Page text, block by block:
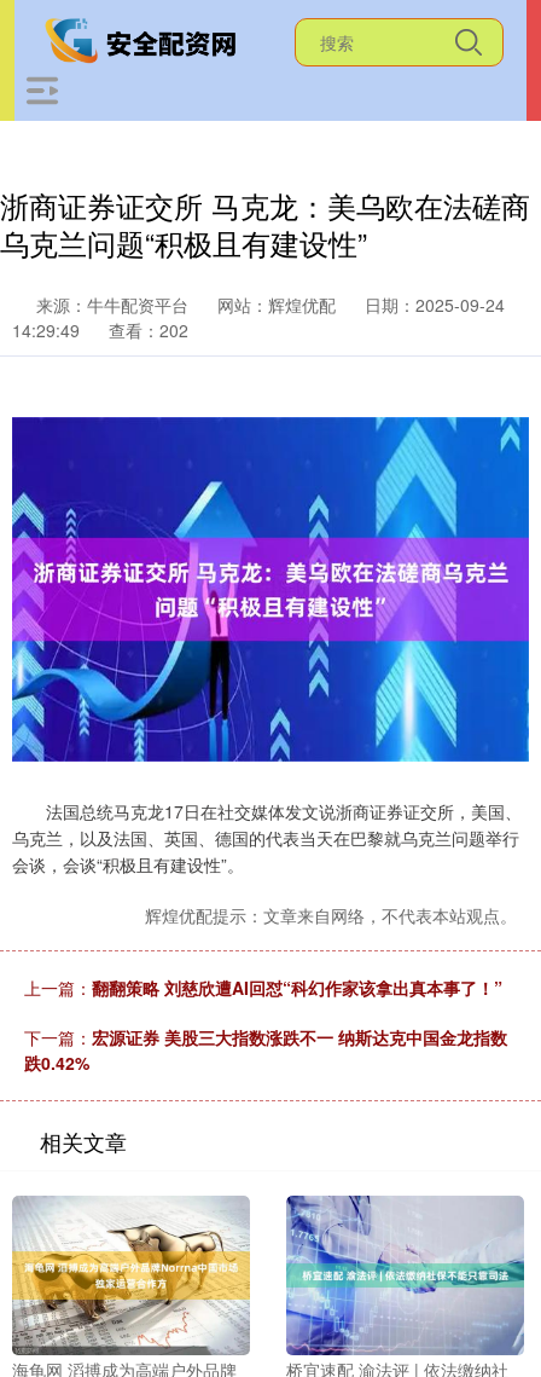
浙商证券证交所 马克龙：美乌欧在法磋商
乌克兰问题“积极且有建设性”
来源：牛牛配资平台 网站：辉煌优配
日期：2025-09-24
14:29:49
查看：202
法国总统马克龙17日在社交媒体发文说浙商证券证交所，美国、
乌克兰，以及法国、英国、德国的代表当天在巴黎就乌克兰问题举行
会谈，会谈“积极且有建设性”。
辉煌优配提示：文章来自网络，不代表本站观点。
上一篇： 翻翻策略 刘慈欣遭AI回怼“科幻作家该拿出真本事了！”
下一篇： 宏源证券 美股三大指数涨跌不一 纳斯达克中国金龙指数
跌0.42%
相关文章
海龟网 滔搏成为高端户外品牌
桥宜速配 渝法评 | 依法缴纳社